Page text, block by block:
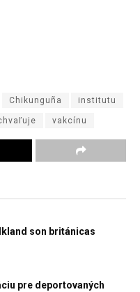
Chikunguña institutu
vakcínu
son británicas
pre deportovaných